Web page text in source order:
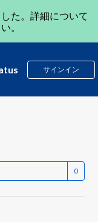
た。詳細について
。
サインイン